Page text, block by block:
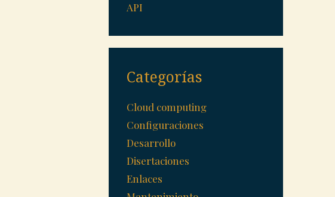
API
Categorías
Cloud computing
Configuraciones
Desarrollo
Disertaciones
Enlaces